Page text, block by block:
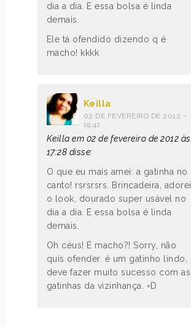
dia a dia. E essa bolsa é linda
demais.
Ele tá ofendido dizendo q é
macho! kkkk
Keilla
02 DE FEVEREIRO DE 2012 -
19:41
Keilla em 02 de fevereiro de 2012 às
17:28 disse:
O que eu mais amei: a gatinha no
canto! rsrsrsrs. Brincadeira, adorei
o look, dourado super usável no
dia a dia. E essa bolsa é linda
demais.
Oh céus! É macho?! Sorry, não
quis ofender. é um gatinho lindo,
deve fazer muito sucesso com as
gatinhas da vizinhança. =D